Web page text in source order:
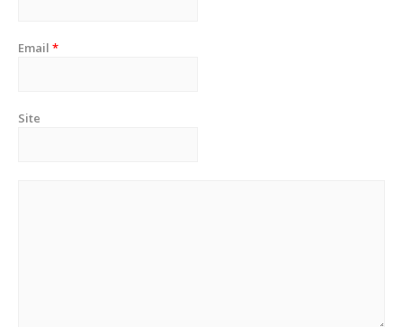
Email *
Site